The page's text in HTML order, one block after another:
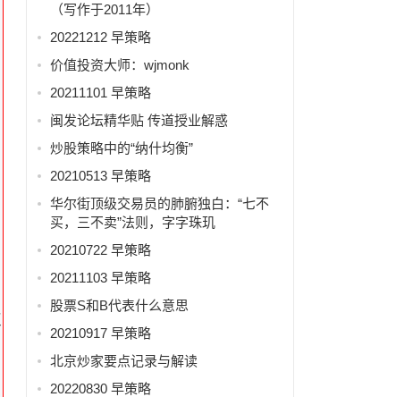
（写作于2011年）
20221212 早策略
价值投资大师：wjmonk
20211101 早策略
闽发论坛精华贴 传道授业解惑
炒股策略中的“纳什均衡”
20210513 早策略
华尔街顶级交易员的肺腑独白：“七不
买，三不卖”法则，字字珠玑
20210722 早策略
20211103 早策略
股票S和B代表什么意思
20210917 早策略
北京炒家要点记录与解读
20220830 早策略